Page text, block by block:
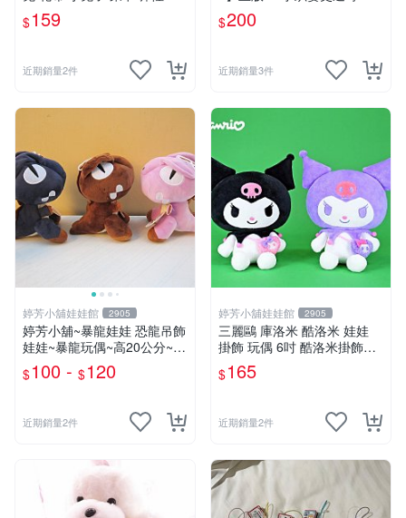
料 娃娃 公仔 交換禮物 安撫
玩偶 超柔軟兔兔玩偶 陪伴玩
$159
近期銷量2件
O01
$200
近期銷量3件
婷芳小舖娃娃館 2905
婷芳小舖~暴龍娃娃 恐龍吊飾
娃娃~暴龍玩偶~高20公分~恐
龍娃娃~侏儸紀世界~暴龍 暴
龍玩偶~生日/情人禮物~全省
$100 - $120
近期銷量2件
婷芳小舖娃娃館 2905
三麗鷗 庫洛米 酷洛米 娃娃
掛飾 玩偶 6吋 酷洛米掛飾飾
娃娃~正版三麗鷗 酷洛米坐姿
背小背包款 酷洛米娃娃掛飾
$165
近期銷量2件